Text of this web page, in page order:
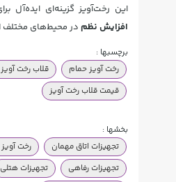
این رخت‌آویز گزینه‌ای ایده‌آل
افزایش نظم در محیط‌های
برچسبها :
رخت آویز حمام
قلاب رخت
قیمت قلاب رخت آویز
بخشها :
تجهیزات اتاق مهمان
رخت
تجهیزات رفاهی
تجهیزات هتلی